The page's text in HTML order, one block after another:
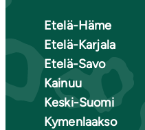
Etelä-Häme
Etelä-Karjala
Etelä-Savo
Kainuu
Keski-Suomi
Kymenlaakso